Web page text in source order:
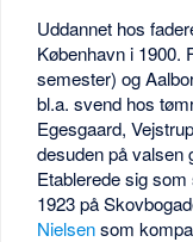
Uddannet hos
København i 1900.
semester) og
bl.a. svend hos
Egesgaard,
desuden på valsen
Etablerede sig
1923 på
Nielsensom